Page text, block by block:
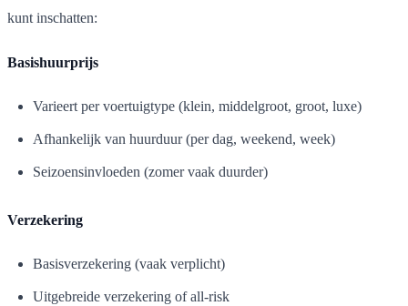
kunt inschatten:
Basishuurprijs
Varieert per voertuigtype (klein, middelgroot, groot, luxe)
Afhankelijk van huurduur (per dag, weekend, week)
Seizoensinvloeden (zomer vaak duurder)
Verzekering
Basisverzekering (vaak verplicht)
Uitgebreide verzekering of all-risk